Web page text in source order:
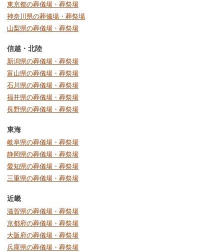
東京都の葬儀場・葬祭場
神奈川県の葬儀場・葬祭場
山梨県の葬儀場・葬祭場
信越・北陸
新潟県の葬儀場・葬祭場
富山県の葬儀場・葬祭場
石川県の葬儀場・葬祭場
福井県の葬儀場・葬祭場
長野県の葬儀場・葬祭場
東海
岐阜県の葬儀場・葬祭場
静岡県の葬儀場・葬祭場
愛知県の葬儀場・葬祭場
三重県の葬儀場・葬祭場
近畿
滋賀県の葬儀場・葬祭場
京都府の葬儀場・葬祭場
大阪府の葬儀場・葬祭場
兵庫県の葬儀場・葬祭場